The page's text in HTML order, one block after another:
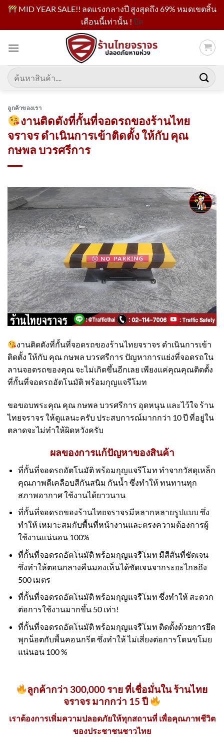
MID YEAR SALE!! ลดแรงกลางปี สูงสุดถึง 69% หมดเขตสิ้น
เดือนนี้เท่านั้น ! ปิด
เนื้อหา
ค้นหา:
ลูกค้าของเรา
งานติดตังที่กั้นที่จอดรถของร้านไทย
จราจร ดำเนินการเข้าติดตั้ง​ ให้กับ คุณ
กษพล บวรศรีการ
งานติดตังที่กั้นที่จอดรถของร้านไทยจราจร ดำเนินการเข้า
ติดตั้ง​ ให้กับ คุณ กษพล บวรศรีการ ปัญหาการแย่งที่จอดรถใน
ลานจอดรถของคุณ จะไม่เกิดขึ้นอีกเลย เพียงแค่คุณคุณติดตั้ง
ที่กั้นที่จอดรถอัตโนมัติ พร้อมกุญแจรีโมท
ขอขอบพระคุณ คุณ กษพล บวรศรีการ อุดหนุน และไว้ใจ ร้าน
ไทยจราจร ให้ดูแลนะครับ ประสบการณ์มากกว่า 10 ปี ที่อยู่ใน
ตลาดจะไม่ทำให้ผิดหวังครับ
ผลของการแก้ปัญหาของสินค้า
ที่กั้นที่จอดรถอัตโนมัติ พร้อมกุญแจรีโมท ทำจากวัสดุเหล็ก
คุณภาพดีเคลือบสีกันสนิม กันน้ำ ซึ่งทำให้ ทนทานทุก
สภาพอากาศ ใช้งานได้ยาวนาน
ที่กั้นที่จอดรถของร้านไทยจราจรมีหลากหลายรูปแบบ ซึ่ง
ทำให้ เหมาะสมกับพื้นที่หน้างานและตรงความต้องการผู้
ใช้งานแน่นอน 100%
ที่กั้นที่จอดรถอัตโนมัติ พร้อมกุญแจรีโมท มีสีสันที่ชัดเจน
ซึ่งทำให้ตอนกลางคืนมองเห็นได้ชัดเจนจากระยะไกลถึง
500 เมตร
ที่กั้นที่จอดรถอัตโนมัติ พร้อมกุญแจรีโมท ซึ่งทำให้ สะดวก
ต่อการใช้งานมากขึ้น 50 เท่า!
ที่กั้นที่จอดรถอัตโนมัติ พร้อมกุญแจรีโมท ติดตั้งด้วยการยึด
พุกน็อตกับพื้นคอนกรีต ซึ่งทำให้ ไม่เสี่ยงต่อการโดนขโมย
แน่นอน 100 %
ลูกค้ากว่า 300,000 ราย ที่เชื่อมั่นใน ร้านไทย
จราจร มากกว่า 15 ปี
เราต้องการเพิ่มความปลอดภัยให้ทุกสถานที่ เพื่อคุณภาพชีวิต
ของประชาชนชาวไทย